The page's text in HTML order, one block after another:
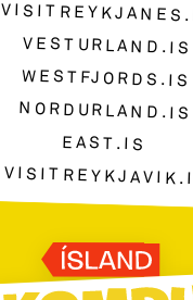
VESTURLAND.IS
WESTFJORDS.IS
NORDURLAND.IS
EAST.IS